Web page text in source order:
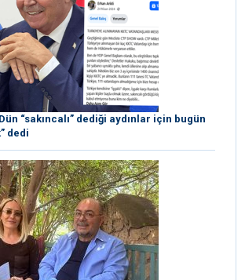
“sakıncalı” dediği aydınlar için bugün
dedi